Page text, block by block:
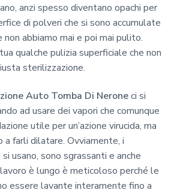
anzi spesso diventano opachi per
di polveri che si sono accumulate
non abbiamo mai e poi mai pulito.
qualche pulizia superficiale che non
sterilizzazione.
Auto Tomba Di Neroneci si
ad usare dei vapori che comunque
utile per un’azione virucida, ma
a farli dilatare. Ovviamente, i
usano, sono sgrassanti e anche
è lungo è meticoloso perché le
essere lavante interamente fino a